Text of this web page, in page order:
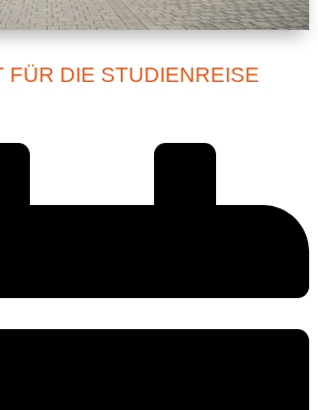
FÜR DIE STUDIENREISE